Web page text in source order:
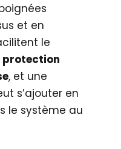
et en
le
protection
, et une
s’ajouter en
le système au